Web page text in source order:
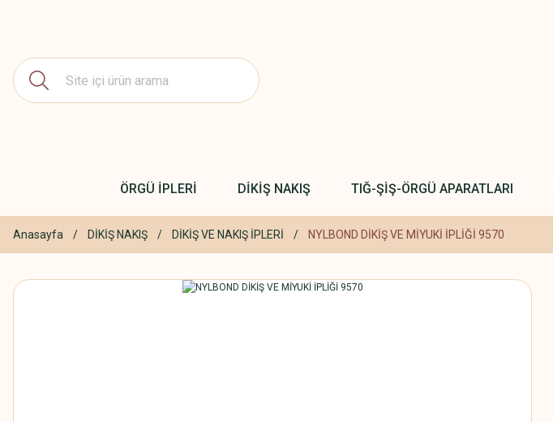
ÖRGÜ İPLERİ DİKİŞ NAKIŞ TIĞ-ŞİŞ-ÖRGÜ APARATLARI
Anasayfa DİKİŞ NAKIŞ DİKİŞ VE NAKIŞ İPLERİ NYLBOND DİKİŞ VE MİYUKİ İPLİĞİ 9570